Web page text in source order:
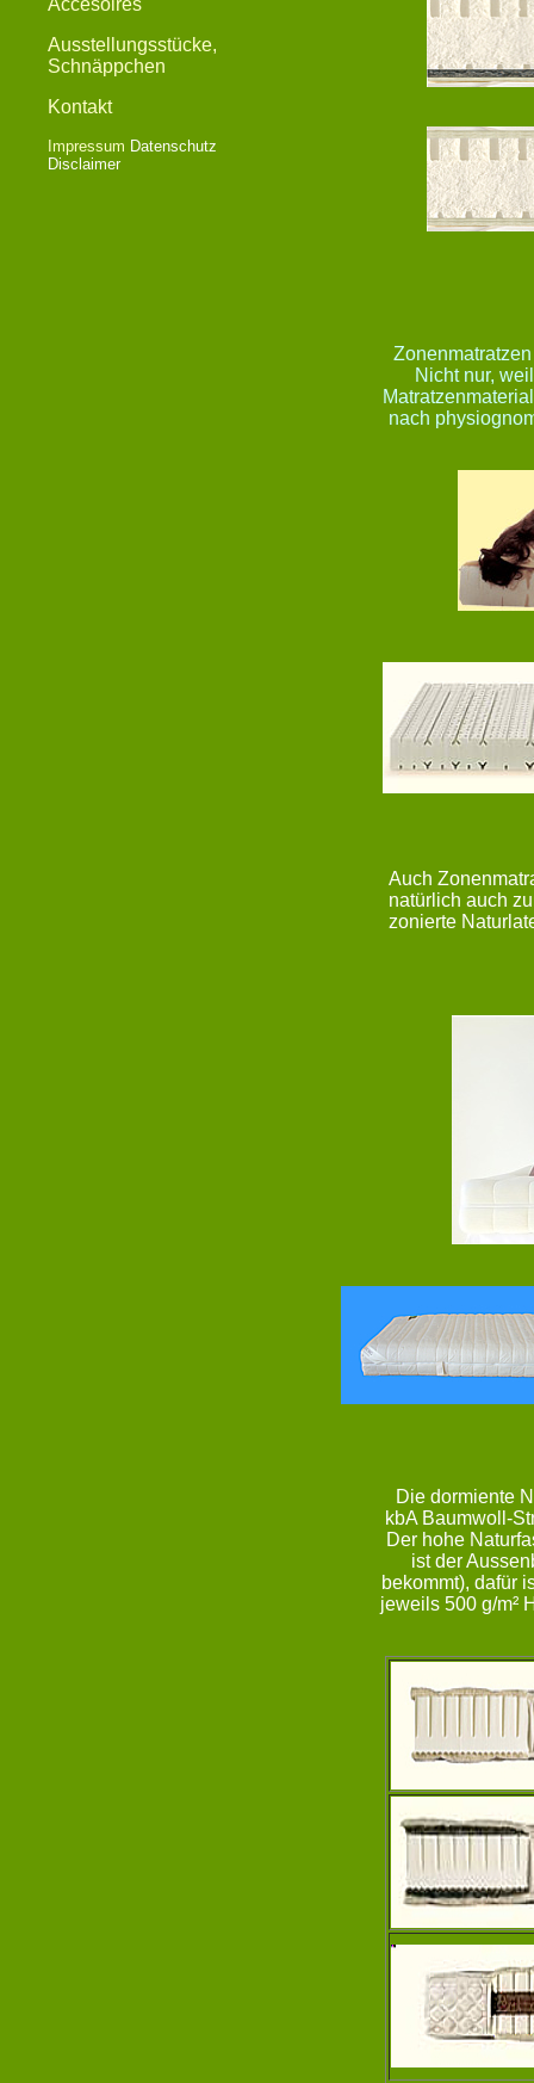
Accesoires
Ausstellungsstücke,
Schnäppchen
Kontakt
Impressum Datenschutz
Disclaimer
Nicht nur,
nach
Auch
natürlich auch
zonierte
Die dormiente
kbA Baumwoll-
Der hohe
ist der
bekommt), dafür
jeweils 500 g/m²